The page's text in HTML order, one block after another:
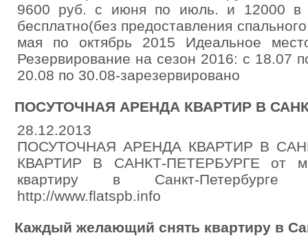
9600 руб. с июня по июль. и 12000 в
бесплатно(без предоставления
мая по октябрь 2015 Идеальное
Резервирование на сезон 2016: с 18.07
20.08 по 30.08-зарезервировано
ПОСУТОЧНАЯ АРЕНДА КВАРТИР В
28.12.2013
ПОСУТОЧНАЯ АРЕНДА КВАРТИР В
КВАРТИР В САНКТ-ПЕТЕРБУРГЕ от
квартиру в Санкт-Петербурге
http://www.flatspb.info
Каждый желающий снять квартиру в